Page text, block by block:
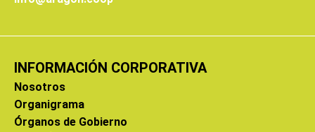
INFORMACIÓN CORPORATIVA
Nosotros
Organigrama
Órganos de Gobierno